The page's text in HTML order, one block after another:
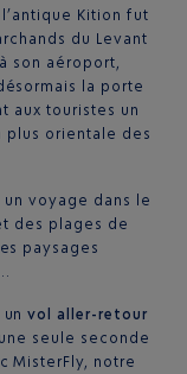
Kition fut
du Levant
son aéroport,
la porte
aux touristes un
orientale des
voyage dans le
des plages de
paysages
unvol aller-retour
seule seconde
MisterFly, notre